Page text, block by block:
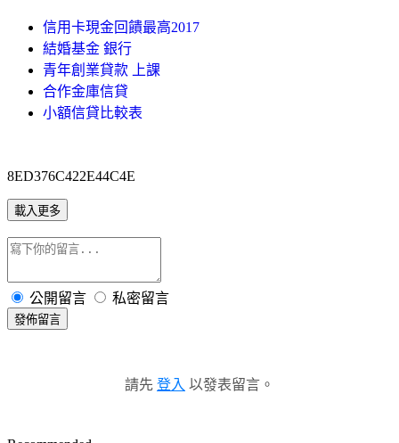
信用卡現金回饋最高2017
結婚基金 銀行
青年創業貸款 上課
合作金庫信貸
小額信貸比較表
8ED376C422E44C4E
載入更多
公開留言 私密留言
發佈留言
請先 登入 以發表留言。